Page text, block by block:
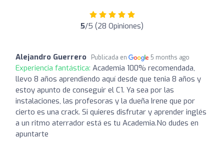
5/5 (28 Opiniones)
Alejandro Guerrero Publicada en 5 months ago
Experiencia fantástica: Academia 100% recomendada,
llevo 8 años aprendiendo aquí desde que tenia 8 años y
estoy apunto de conseguir el C1. Ya sea por las
instalaciones, las profesoras y la dueña Irene que por
cierto es una crack. Si quieres disfrutar y aprender inglés
a un ritmo aterrador está es tu Academia.No dudes en
apuntarte